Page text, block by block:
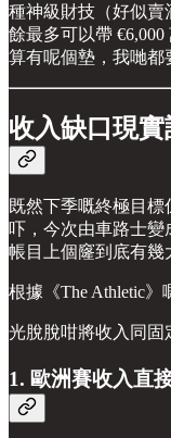
種神級財技（好似賣
餘最多可以帶
算有呢個墊，我哋
收入缺口現實
既然下季嘅終極目標
吓，今次由車路士變
帳目上個窿到底有幾
根據《The Athletic
光脫脫咁將收入同固
1. 歐洲賽收入直